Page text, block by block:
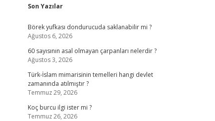
Sidebar
Son Yazılar
Börek yufkası dondurucuda saklanabilir mi ?
Ağustos 6, 2026
60 sayısının asal olmayan çarpanları nelerdir ?
Ağustos 3, 2026
Türk-İslam mimarisinin temelleri hangi devlet
zamanında atılmıştır ?
Temmuz 29, 2026
Koç burcu ilgi ister mi ?
Temmuz 26, 2026